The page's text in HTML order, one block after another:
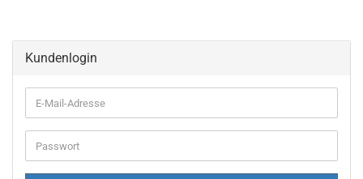
Kundenlogin